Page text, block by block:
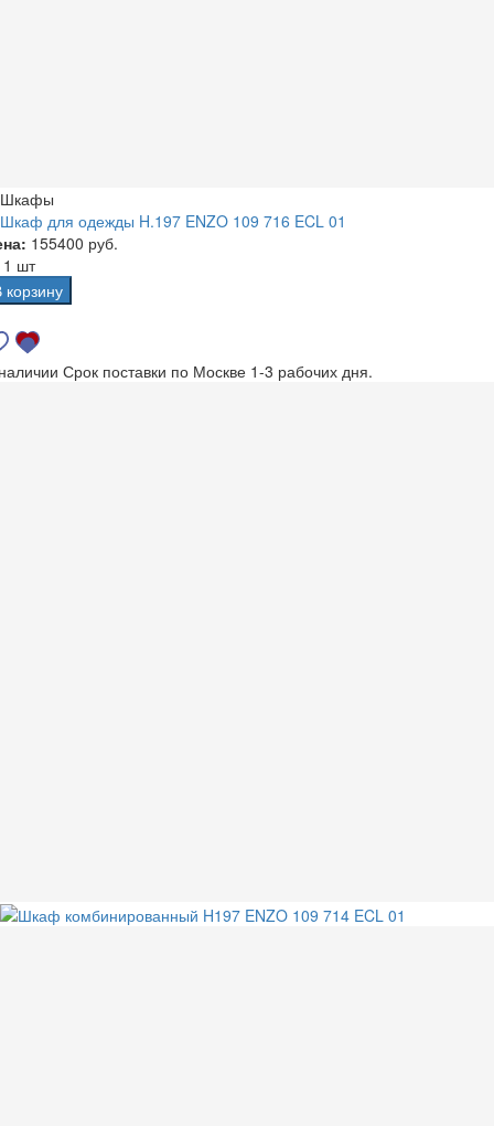
Шкафы
Шкаф для одежды H.197 ENZO 109 716 ECL 01
155400 руб.
1 шт
корзину
Срок поставки по Москве 1-3 рабочих дня.